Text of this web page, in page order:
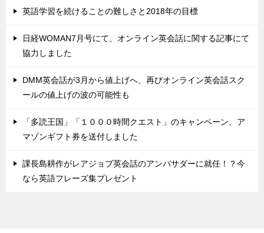
英語学習を続けることの難しさと2018年の目標
日経WOMAN7月号にて、オンライン英会話に関する記事にて
協力しました
DMM英会話が3月から値上げへ、再びオンライン英会話スク
ールの値上げの波の可能性も
「多読王国」「１０００時間クエスト」のキャンペーン、ア
マゾンギフト券を送付しました
課長島耕作がレアジョブ英会話のアンバサダーに就任！？今
なら英語フレーズ集プレゼント